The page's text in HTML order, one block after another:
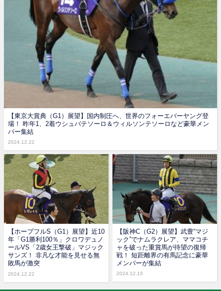
【東京大賞典（G1）展望】国内制圧へ、世界のフォーエバーヤング登
場！ 昨年1、2着ウシュバテソーロ＆ウィルソンテソーロなど豪華メン
バー集結
2024.12.22
【ホープフルS（G1）展望】近10
年「G1勝利100％」クロワデュノ
ールVS「2歳女王撃破」マジック
サンズ！ 非凡な才能を見せる無
敗馬が激突
2024.12.22
【阪神C（G2）展望】武豊“マジ
ック”でナムラクレア、ママコチ
ャを破った重賞馬が待望の復帰
戦！ 短距離界の有馬記念に豪華
メンバーが集結
2024.12.15